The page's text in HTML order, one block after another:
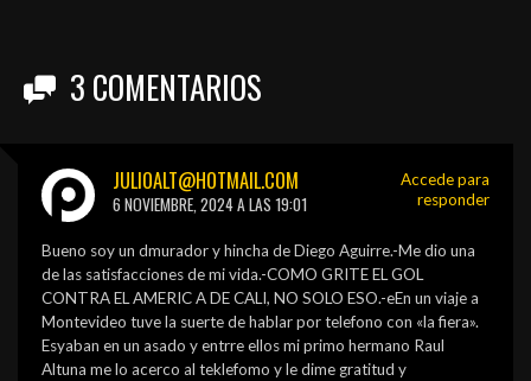
3 COMENTARIOS
JULIOALT@HOTMAIL.COM
6 NOVIEMBRE, 2024 A LAS 19:01
Bueno soy un dmurador y hincha de Diego Aguirre.-Me dio una
de las satisfacciones de mi vida.-COMO GRITE EL GOL
CONTRA EL AMERIC A DE CALI, NO SOLO ESO.-eEn un viaje a
Montevideo tuve la suerte de hablar por telefono con «la fiera».
Esyaban en un asado y entrre ellos mi primo hermano Raul
Altuna me lo acerco al teklefomo y le dime gratitud y
Accede para
responder